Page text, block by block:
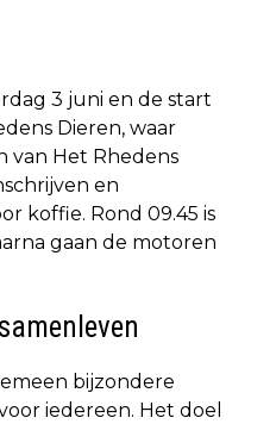
3 juni en de start
Dieren, waar
van Het Rhedens
en
koffie. Rond 09.45 is
gaan de motoren
bijzondere
iedereen. Het doel